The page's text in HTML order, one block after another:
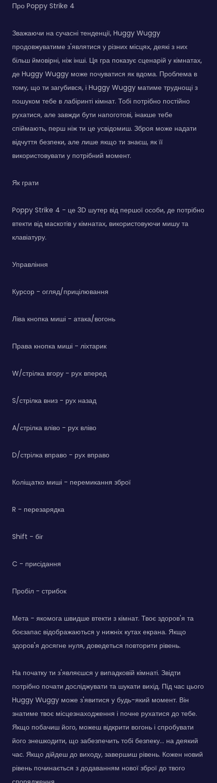
Про Poppy Strike 4
Зважаючи на сучасні тенденції, Huggy Wuggy
продовжуватиме з'являтися у різних місцях, деякі з них
більш ймовірні, ніж інші. Ця гра показує сценарій у кімнатах,
де Huggy Wuggy може почуватися як вдома. Проблема в
тому, що ти загубився, і Huggy Wuggy матиме труднощі з
пошуком тебе в лабіринті кімнат. Тобі потрібно постійно
рухатися, але завжди бути напоготові, інакше тебе
спіймають, перш ніж ти це усвідомиш. Зброя може надати
відчуття безпеки, але лише якщо ти знаєш, як її
використовувати у потрібний момент.
Як грати
Poppy Strike 4 - це 3D шутер від першої особи, де потрібно
втекти від маскотів у кімнатах, використовуючи мишу та
клавіатуру.
Управління
Курсор - огляд/прицілювання
Ліва кнопка миші - атака/вогонь
Права кнопка миші - ліхтарик
W/стрілка вгору - рух вперед
S/стрілка вниз - рух назад
A/стрілка вліво - рух вліво
D/стрілка вправо - рух вправо
Коліщатко миші - перемикання зброї
R - перезарядка
Shift - біг
C - присідання
Пробіл - стрибок
Мета - якомога швидше втекти з кімнат. Твоє здоров'я та
боєзапас відображаються у нижніх кутах екрана. Якщо
здоров'я досягне нуля, доведеться повторити рівень.
На початку ти з'являєшся у випадковій кімнаті. Звідти
потрібно почати досліджувати та шукати вихід. Під час цього
Huggy Wuggy може з'явитися у будь-який момент. Він
знатиме твоє місцезнаходження і почне рухатися до тебе.
Якщо побачиш його, можеш відкрити вогонь і спробувати
його знешкодити, що забезпечить тобі безпеку... на деякий
час. Якщо дійдеш до виходу, завершиш рівень. Кожен новий
рівень починається з додаванням нової зброї до твого